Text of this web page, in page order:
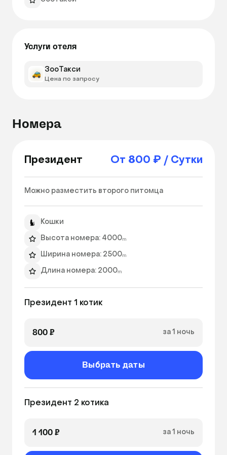
Услуги отеля
ЗооТакси
Цена по запросу
Номера
Президент От 800 ₽ / Сутки
Можно разместить второго питомца
Кошки
Высота номера: 4000ₘ
Ширина номера: 2500ₘ
Длина номера: 2000ₘ
Игры с питомцем
Бутилированная вода
Президент 1 котик
800 ₽ за 1 ночь
Выбрать даты
Президент 2 котика
1 100 ₽ за 1 ночь